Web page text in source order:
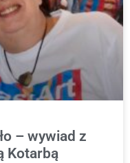
– wywiad z
Kotarbą